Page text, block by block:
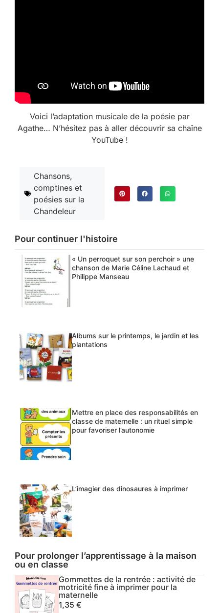
Voici l’adaptation musicale de la poésie par
Agathe… N’hésitez pas à aller découvrir sa chaîne
YouTube !
Chansons,
comptines et
poésies sur la
Chandeleur
Pour continuer l'histoire
« Un perroquet sur son perchoir » une
chanson de Marie Céline Lachaud et
Philippe Manseau
Albums sur le printemps, le jardin et les
plantations
Mettre en place des responsabilités en
classe de maternelle : un rituel simple
pour favoriser l’autonomie
L’imagier des dinosaures à imprimer
Pour prolonger l’apprentissage à la maison
ou en classe
Gommettes de la rentrée : activité de
motricité fine à imprimer pour la
maternelle
1,35 €